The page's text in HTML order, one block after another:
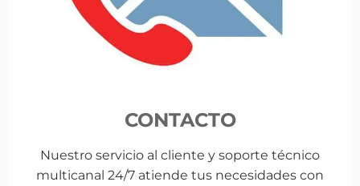
CONTACTO
Nuestro servicio al cliente y soporte técnico
multicanal 24/7 atiende tus necesidades con